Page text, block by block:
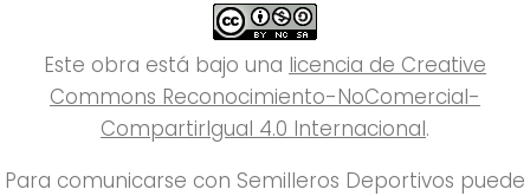
Este obra está bajo una licencia de Creative
Commons Reconocimiento-NoComercial-
CompartirIgual 4.0 Internacional.
Para comunicarse con Semilleros Deportivos puede